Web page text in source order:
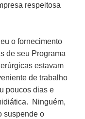
respeitosa
o fornecimento
de seu Programa
estavam
de trabalho
poucos dias e
Ninguém,
suspende o